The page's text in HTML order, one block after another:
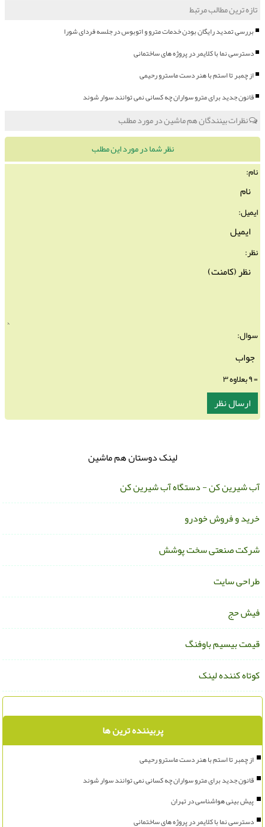
تازه ترین مطالب مرتبط
بررسی تمدید رایگان بودن خدمات مترو و اتوبوس در جلسه فردای شورا
دسترسی نما با کلایمر در پروژه های ساختمانی
از چمبر تا استم با هنر دست ماسترو رحیمی
قانون جدید برای مترو سواران چه کسانی نمی توانند سوار شوند
نظرات بینندگان هم ماشین در مورد مطلب
نظر شما در مورد این مطلب
نام:
ایمیل:
نظر:
سوال:
لینک دوستان هم ماشین
شیرین کن - دستگاه آب شیرین کن
و فروش خودرو
صنعتی سخت پوشش
سایت
حج
بیسیم باوفنگ
کننده لینک
پربیننده ترین ها
از چمبر تا استم با هنر دست ماسترو رحیمی
قانون جدید برای مترو سواران چه کسانی نمی توانند سوار شوند
پیش بینی هواشناسی در تهران
دسترسی نما با کلایمر در پروژه های ساختمانی